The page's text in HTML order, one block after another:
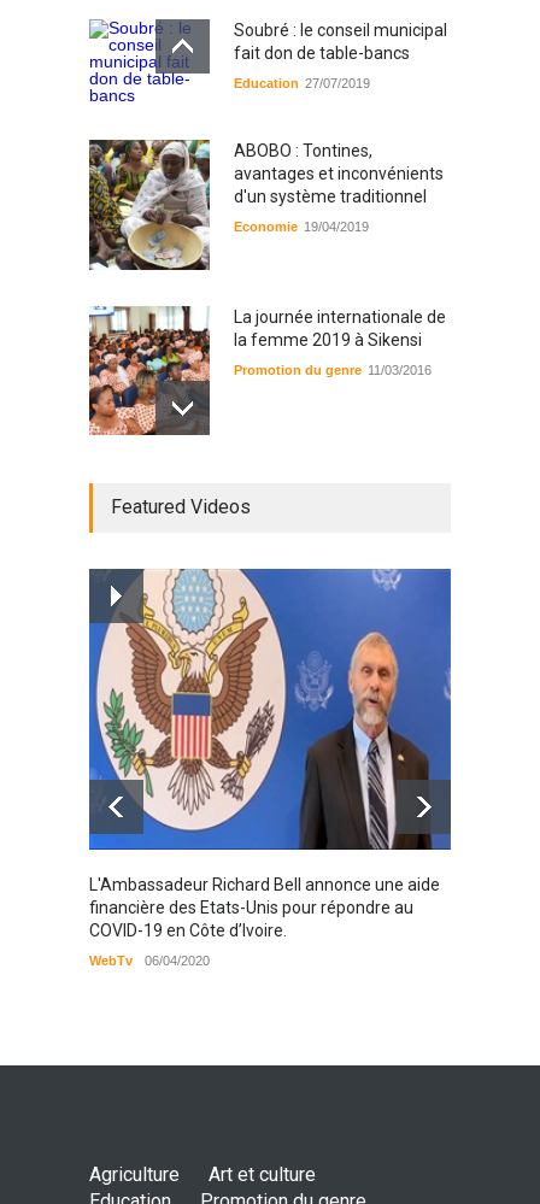
Soubré : le conseil municipal
fait don de table-bancs
Education 27/07/2019
ABOBO : Tontines,
avantages et inconvénients
d'un système traditionnel
Economie 19/04/2019
La journée internationale de
la femme 2019 à Sikensi
Promotion du genre 11/03/2016
Radio partenaire
Magazine : le service de
prise en charge des
personnes vivantes avec le
VIH
Santé 25/03/2019
Featured Videos
L'Ambassadeur Richard Bell annonce une aide
financière des Etats-Unis pour répondre au
COVID-19 en Côte d’Ivoire.
WebTv 06/04/2020
Agriculture
Art et culture